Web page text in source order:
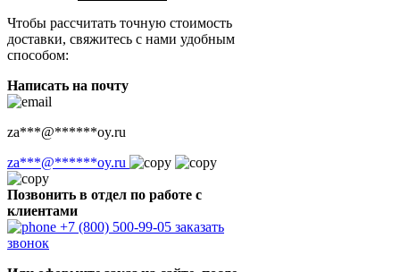
Чтобы рассчитать точную стоимость
доставки, свяжитесь с нами удобным
способом:
Написать на почту
za***@******oy.ru
za***@******oy.ru
Позвонить в отдел по работе с
клиентами
+7 (800) 500-99-05 заказать
звонок